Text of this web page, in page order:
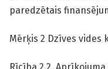
paredzētais
Mērķis 2 Dzīves vides